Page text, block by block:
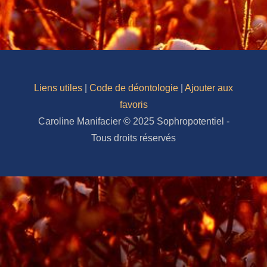
Liens utiles Code de déontologie
Ajouter aux
favoris
Caroline Manifacier © 2025 Sophropotentiel -
Tous droits réservés